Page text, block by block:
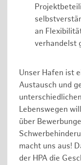
an
verhandelst
Unser Hafen ist
Austausch und
Lebenswegen
über
macht uns aus!
der HPA die